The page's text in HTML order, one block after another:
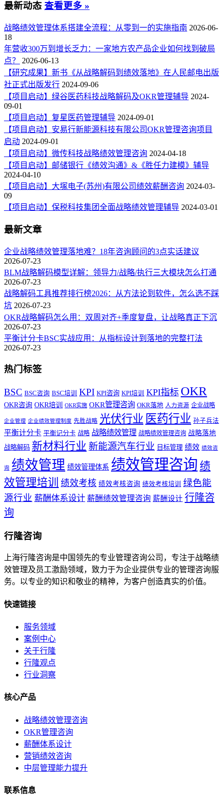
最新动态 查看更多 »
战略绩效管理体系搭建全流程：从零到一的实施指南 2026-06-
18
年营收300万到增长乏力：一家地方农产品企业如何找到破局
点？
2026-06-13
【研究成果】新书《从战略解码到绩效落地》在人民邮电出版
社正式出版发行 2024-09-06
【项目启动】绿谷医药科技战略解码及OKR管理辅导 2024-
09-01
【项目启动】复星医药管理辅导 2024-09-01
【项目启动】安易行新能源科技有限公司OKR管理咨询项目
启动 2024-09-01
【项目启动】微传科技战略绩效管理咨询 2024-04-18
【项目启动】邮储银行《绩效沟通》&《胜任力建模》辅导
2024-04-10
【项目启动】大塚电子(苏州)有限公司绩效薪酬咨询 2024-03-
09
【项目启动】保税科技集团全面战略绩效管理辅导 2024-03-01
最新文章
企业战略绩效管理落地难？18年咨询顾问的3点实话建议
2026-07-23
BLM战略解码模型详解：领导力/战略/执行三大模块怎么打通
2026-07-23
战略解码工具推荐排行榜2026：从方法论到软件，怎么选不踩
坑 2026-07-23
OKR战略解码怎么用：双周对齐+季度复盘，让战略真正下沉
2026-07-23
平衡计分卡BSC实战应用：从指标设计到落地的完整打法
2026-07-23
热门标签
BSC BSC咨询 BSC培训 KPI KPI咨询 KPI培训 KPI指标 OKR
OKR咨询 OKR培训 OKR实施 OKR管理咨询 OKR落地 人力资源 企业战略
企业管理 企业绩效管理制度 先胜战略 光伏行业 医药行业 孙子兵法
平衡计分卡 平衡记分卡 战略 战略绩效管理 战略绩效管理咨询 战略落地
战略解码 新材料行业 新能源汽车行业 目标管理 绩效 绩效咨
询 绩效管理 绩效管理体系 绩效管理咨询 绩
效管理培训 绩效考核 绩效考核咨询 绩效考核培训
绿色能
源行业 薪酬体系设计 薪酬绩效管理咨询 薪酬设计 行隆咨
询
行隆咨询
上海行隆咨询是中国领先的专业管理咨询公司，专注于战略绩
效管理及员工激励领域，致力于为企业提供专业的管理咨询服
务。以专业的知识和敬业的精神，为客户创造真实的价值。
快速链接
服务领域
案例中心
关于行隆
行隆观点
行业洞察
核心产品
战略绩效管理咨询
OKR管理咨询
薪酬体系设计
营销绩效咨询
中层管理能力提升
联系信息